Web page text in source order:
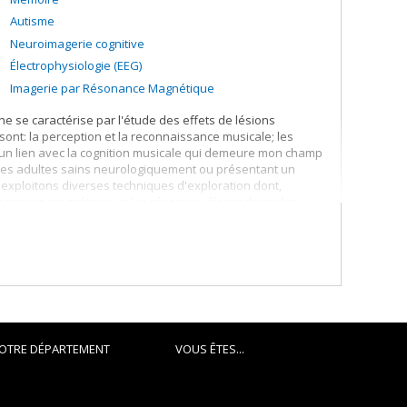
Autisme
Neuroimagerie cognitive
Électrophysiologie (EEG)
Imagerie par Résonance Magnétique
se caractérise par l'étude des effets de lésions
la perception et la reconnaissance musicale; les
lien avec la cognition musicale qui demeure mon champ
adultes sains neurologiquement ou présentant un
diverses techniques d'exploration dont,
de psychologie au sein du Centre de recherche du
de recherche bénéficient du support financier du
DÉPARTEMENT VOUS ÊTES...